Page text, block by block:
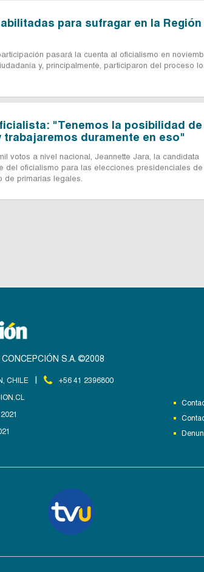
para sufragar en la Región
pasará la cuenta al oficialismo en
y, principalmente, participaron del proceso
"Tenemos la posibilidad de
duramente en eso"
votos a nivel nacional, Jeannette Jara, la candidata
del oficialismo para las elecciones presidenciales de
de primarias legales.
S.A. ©2008
CHILE
+56 41 2396800